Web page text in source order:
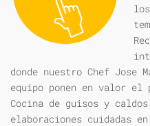
donde nuestro Chef Jose
equipo ponen en valor el
Cocina de guisos y
elaboraciones cuidadas